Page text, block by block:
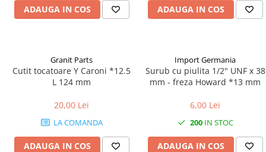
ADAUGA IN COS ADAUGA IN COS
Granit Parts
Cutit tocatoare Y Caroni *12.5
L 124 mm
20,00 Lei
LA COMANDA
ADAUGA IN COS
Import Germania
Surub cu piulita 1/2" UNF x 38
mm - freza Howard *13 mm
6,00 Lei
200IN STOC
ADAUGA IN COS